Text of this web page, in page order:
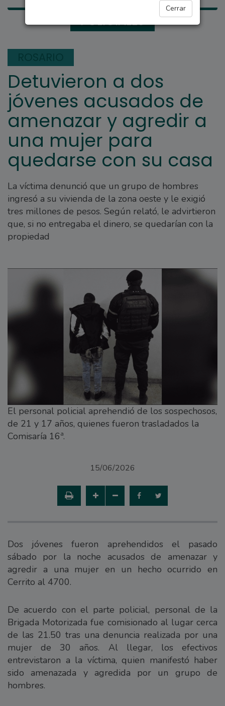
Cerrar
POLICIALES
Detuvieron a dos
jóvenes acusados de
amenazar y agredir a
una mujer para
quedarse con su casa
La víctima denunció que un grupo de hombres
ingresó a su vivienda de la zona oeste y le exigió
tres millones de pesos. Según relató, le advirtieron
que, si no entregaba el dinero, se quedarían con la
propiedad
El personal policial aprehendió de los sospechosos,
de 21 y 17 años, quienes fueron trasladados la
Comisaría 16ª.
15/06/2026
Dos jóvenes fueron aprehendidos el pasado
sábado por la noche acusados de amenazar y
agredir a una mujer en un hecho ocurrido en
Cerrito al 4700.
De acuerdo con el parte policial, personal de la
Brigada Motorizada fue comisionado al lugar cerca
de las 21.50 tras una denuncia realizada por una
mujer de 30 años. Al llegar, los efectivos
entrevistaron a la víctima, quien manifestó haber
sido amenazada y agredida por un grupo de
hombres.